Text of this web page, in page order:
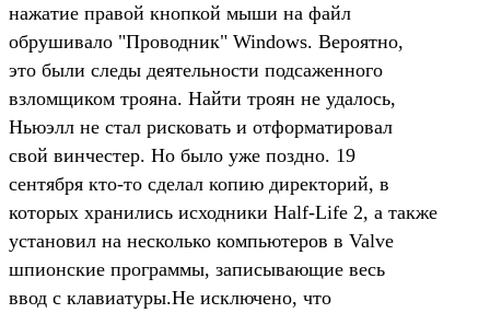
нажатие правой кнопкой мыши на файл
обрушивало "Проводник" Windows. Вероятно,
это были следы деятельности подсаженного
взломщиком трояна. Найти троян не удалось,
Ньюэлл не стал рисковать и отформатировал
свой винчестер. Но было уже поздно. 19
сентября кто-то сделал копию директорий, в
которых хранились исходники Half-Life 2, а также
установил на несколько компьютеров в Valve
шпионские программы, записывающие весь
ввод с клавиатуры.Не исключено, что